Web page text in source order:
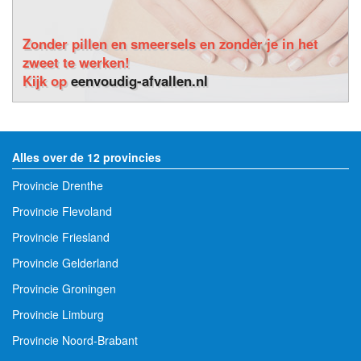
Zonder pillen en smeersels en zonder je in het
zweet te werken!
Kijk opeenvoudig-afvallen.nl
Alles over de 12 provincies
Provincie Drenthe
Provincie Flevoland
Provincie Friesland
Provincie Gelderland
Provincie Groningen
Provincie Limburg
Provincie Noord-Brabant